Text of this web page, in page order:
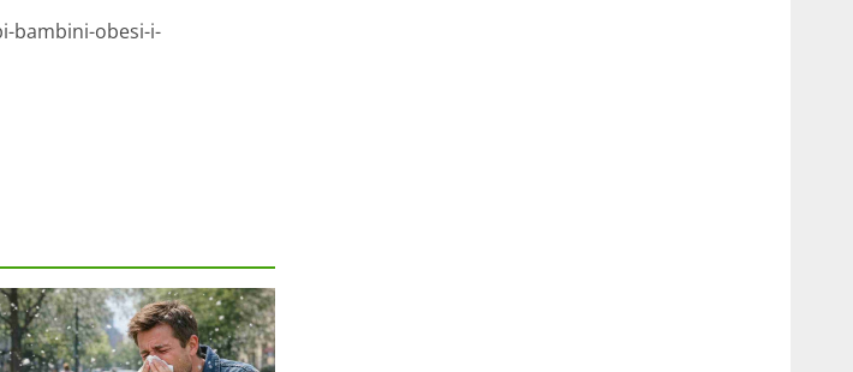
bambini-obesi-i-